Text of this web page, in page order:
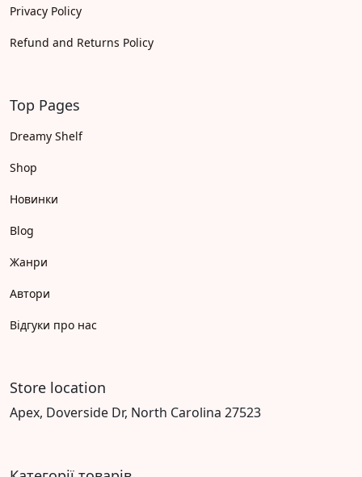
Privacy Policy
Refund and Returns Policy
Top Pages
Dreamy Shelf
Shop
Новинки
Blog
Жанри
Автори
Відгуки про нас
Store location
Apex, Doverside Dr, North Carolina 27523